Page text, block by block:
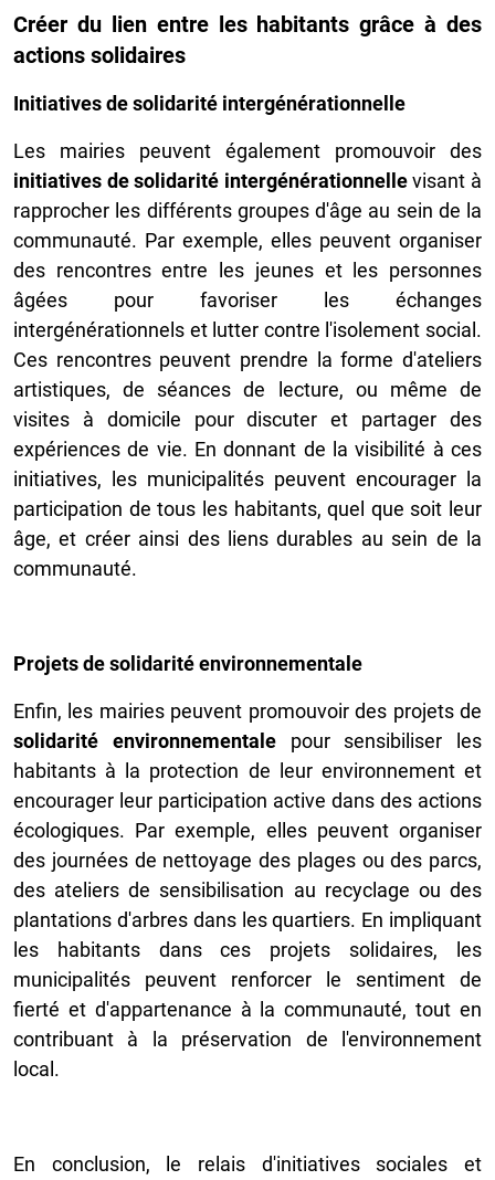
Créer du lien entre les habitants grâce à des
actions solidaires
Initiatives de solidarité intergénérationnelle
Les mairies peuvent également promouvoir des
initiatives de solidarité intergénérationnellevisant à
rapprocher les différents groupes d'âge au sein de la
communauté. Par exemple, elles peuvent organiser
des rencontres entre les jeunes et les personnes
âgées pour favoriser les échanges
intergénérationnels et lutter contre l'isolement social.
Ces rencontres peuvent prendre la forme d'ateliers
artistiques, de séances de lecture, ou même de
visites à domicile pour discuter et partager des
expériences de vie. En donnant de la visibilité à ces
initiatives, les municipalités peuvent encourager la
participation de tous les habitants, quel que soit leur
âge, et créer ainsi des liens durables au sein de la
communauté.
Projets de solidarité environnementale
Enfin, les mairies peuvent promouvoir des projets de
solidarité environnementalepour sensibiliser les
habitants à la protection de leur environnement et
encourager leur participation active dans des actions
écologiques. Par exemple, elles peuvent organiser
des journées de nettoyage des plages ou des parcs,
des ateliers de sensibilisation au recyclage ou des
plantations d'arbres dans les quartiers. En impliquant
les habitants dans ces projets solidaires, les
municipalités peuvent renforcer le sentiment de
fierté et d'appartenance à la communauté, tout en
contribuant à la préservation de l'environnement
local.
En conclusion, le relais d'initiatives sociales et